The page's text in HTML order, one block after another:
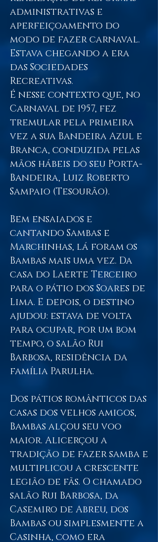
administrativas e
aperfeiçoamento do
modo de fazer carnaval.
Estava chegando a era
das Sociedades
Recreativas.
É nesse contexto que, no
Carnaval de 1957, fez
tremular pela primeira
vez a sua Bandeira Azul e
Branca, conduzida pelas
mãos hábeis do seu Porta-
Bandeira, Luiz Roberto
Sampaio (Tesourão).
Bem ensaiados e
cantando Sambas e
Marchinhas, lá foram os
Bambas mais uma vez. Da
casa do Laerte Terceiro
para o pátio dos Soares de
Lima. E depois, o destino
ajudou: estava de volta
para ocupar, por um bom
tempo, o salão Rui
Barbosa, residência da
família Parulha.
Dos pátios românticos das
casas dos velhos amigos,
Bambas alçou seu voo
maior. Alicerçou a
tradição de fazer samba e
multiplicou a crescente
legião de fãs. O chamado
salão Rui Barbosa, da
Casemiro de Abreu, dos
Bambas ou simplesmente a
Casinha, como era